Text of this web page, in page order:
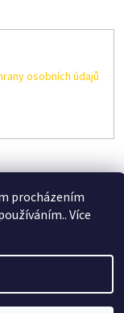
procházením
Více
osobních údajů
podmínky
práva vyhrazena.